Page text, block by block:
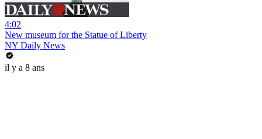
4:02
New museum for the Statue of Liberty
NY Daily News
il y a 8 ans